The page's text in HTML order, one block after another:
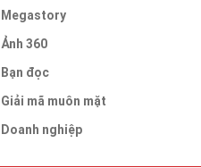
Megastory
Ảnh 360
Bạn đọc
Giải mã muôn mặt
Doanh nghiệp